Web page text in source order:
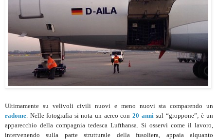
Ultimamente su velivoli civili nuovi e meno nuovi sta comparendo un
radome . Nelle fotografia si nota un aereo con 20 anni sul “groppone”; è un
apparecchio della compagnia tedesca Lufthansa. Si osservi come il lavoro,
intervenendo sulla parte strutturale della fusoliera, appaia alquanto